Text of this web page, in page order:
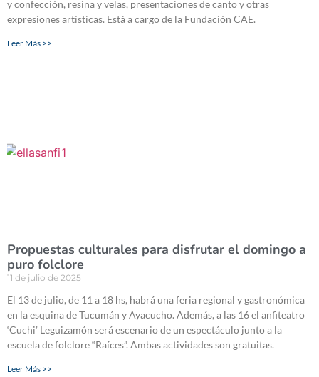
y confección, resina y velas, presentaciones de canto y otras
expresiones artísticas. Está a cargo de la Fundación CAE.
Leer Más >>
Propuestas culturales para disfrutar el domingo a
puro folclore
11 de julio de 2025
El 13 de julio, de 11 a 18 hs, habrá una feria regional y gastronómica
en la esquina de Tucumán y Ayacucho. Además, a las 16 el anfiteatro
‘Cuchi’ Leguizamón será escenario de un espectáculo junto a la
escuela de folclore “Raíces”. Ambas actividades son gratuitas.
Leer Más >>